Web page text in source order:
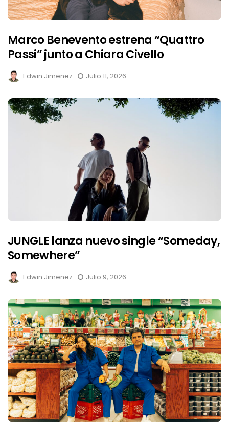
Marco Benevento estrena “Quattro
Passi” junto a Chiara Civello
Edwin Jimenez Julio 11, 2026
JUNGLE lanza nuevo single “Someday,
Somewhere”
Edwin Jimenez Julio 9, 2026